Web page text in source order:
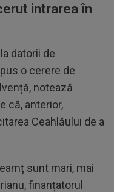
intrarea în
datorii de
o cerere de
notează
că, anterior,
Ceahlăului de a
sunt mari, mai
finanțatorul